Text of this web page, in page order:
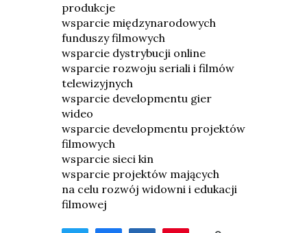
produkcje
wsparcie międzynarodowych
funduszy filmowych
wsparcie dystrybucji online
wsparcie rozwoju seriali i filmów
telewizyjnych
wsparcie developmentu gier
wideo
wsparcie developmentu projektów
filmowych
wsparcie sieci kin
wsparcie projektów mających
na celu rozwój widowni i edukacji
filmowej